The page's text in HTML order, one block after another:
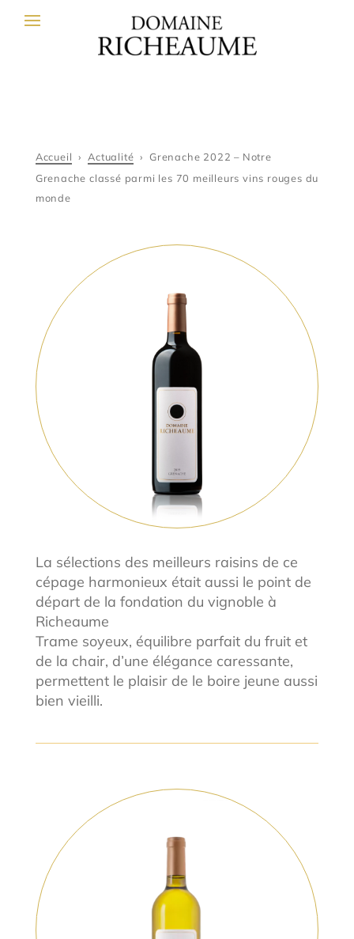
Accueil › Actualité › Grenache 2022 – Notre
Grenache classé parmi les 70 meilleurs vins rouges du
monde
La sélections des meilleurs raisins de ce
cépage harmonieux était aussi le point de
départ de la fondation du vignoble à
Richeaume
Trame soyeux, équilibre parfait du fruit et
de la chair, d’une élégance caressante,
permettent le plaisir de le boire jeune aussi
bien vieilli.